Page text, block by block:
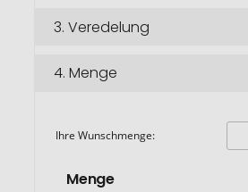
3. Veredelung
4. Menge
Ihre Wunschmenge:
Menge